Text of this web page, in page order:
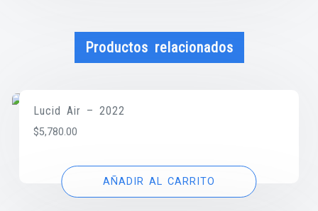
Productos relacionados
Lucid Air – 2022
$5,780.00
AÑADIR AL CARRITO